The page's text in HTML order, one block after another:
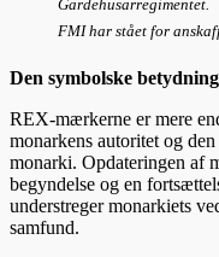
FMI har stået for
Den symbolske betydning
REX-mærkerne er mere
monarkens autoritet og
monarki. Opdateringen af
begyndelse og en
understreger monarkiets
samfund.